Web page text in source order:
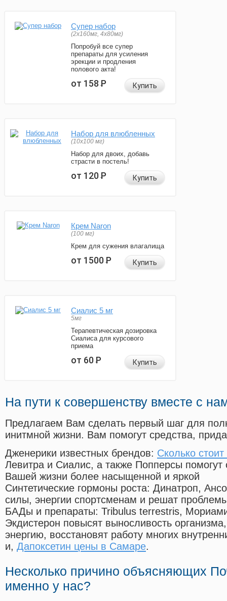
Супер набор
(2х160мг, 4х80мг)
Попробуй все супер
препараты для усиления
эрекции и продления
полового акта!
от 158Р Купить
Набор для влюбленных
(10х100 мг)
Набор для двоих, добавь
страсти в постель!
от 120Р Купить
Крем Naron
(100 мг)
Крем для сужения влагалища
от 1500Р Купить
Сиалис 5 мг
5мг
Терапевтическая дозировка
Сиалиса для курсового
приема
от 60Р Купить
На пути к совершенству вместе с
Предлагаем Вам сделать первый шаг для
инитмной жизни. Вам помогут средства,
Дженерики известных брендов: Сколько
Левитра и Сиалис, а также Попперсы помогут
Вашей жизни более насыщенной и яркой
Синтетические гормоны роста: Динатроп,
силы, энергии спортсменам и решат
БАДы и препараты: Tribulus terrestris,
Экдистерон повысят выносливость
энергию, восстановят работу многих
и, Дапоксетин цены в Самаре.
Несколько причино объясняющих
именно у нас?